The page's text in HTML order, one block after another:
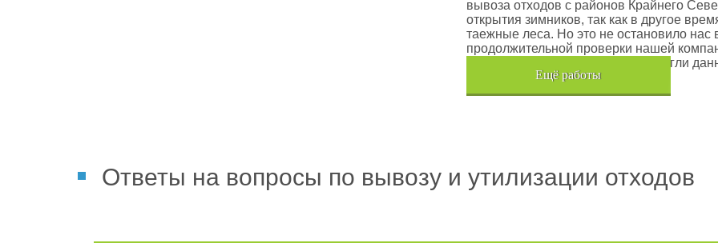
вывоза отходов с районов Крайнего
открытия зимников, так как в другое
таежные леса. Но это не остановило
продолжительной проверки нашей
транспортного средства, мы помогли
Хочется также отметить, что…
Eщё работы
Ответы на вопросы по вывозу и утилизации отходов